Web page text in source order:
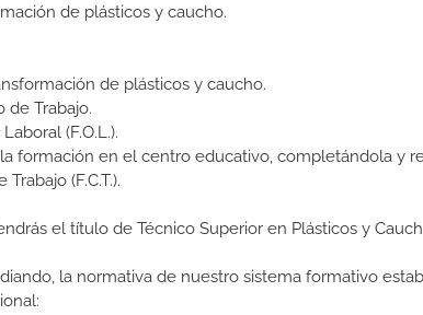
de plásticos y caucho.
de plásticos y caucho.
de Trabajo.
(F.O.L.).
formación en el centro educativo, completándola y
(F.C.T.).
el título de Técnico Superior en Plásticos y
la normativa de nuestro sistema formativo